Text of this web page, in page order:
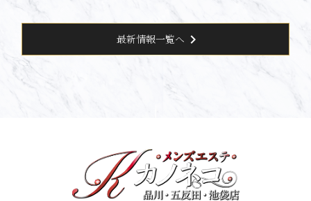
最新情報一覧へ chevron_right